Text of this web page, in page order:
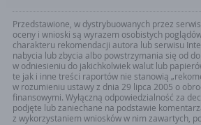
Przedstawione, w dystrybuowanych przez
oceny i wnioski są wyrazem osobistych
charakteru rekomendacji autora lub serwisu
nabycia lub zbycia albo powstrzymania się od
w odniesieniu do jakichkolwiek walut lub
te jak i inne treści raportów nie stanowią
w rozumieniu ustawy z dnia 29 lipca 2005 o
finansowymi. Wyłączną odpowiedzialność za
podjęte lub zaniechane na podstawie
z wykorzystaniem wniosków w nim zawartych,
przekazywane poza granice EOG ani
miedzynarodowym.